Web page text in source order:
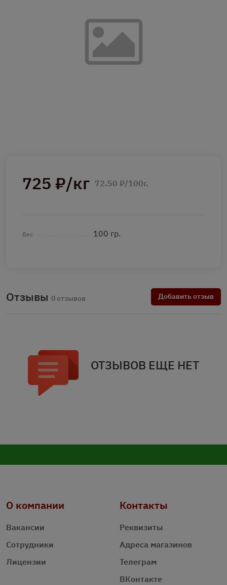
725 ₽/кг 72.50 ₽/100г.
Вес 100 гр.
Отзывы 0 отзывов Добавить отзыв
ОТЗЫВОВ ЕЩЕ НЕТ
О компании
Вакансии
Сотрудники
Лицензии
Контакты
Реквизиты
Адреса магазинов
Телеграм
ВКонтакте